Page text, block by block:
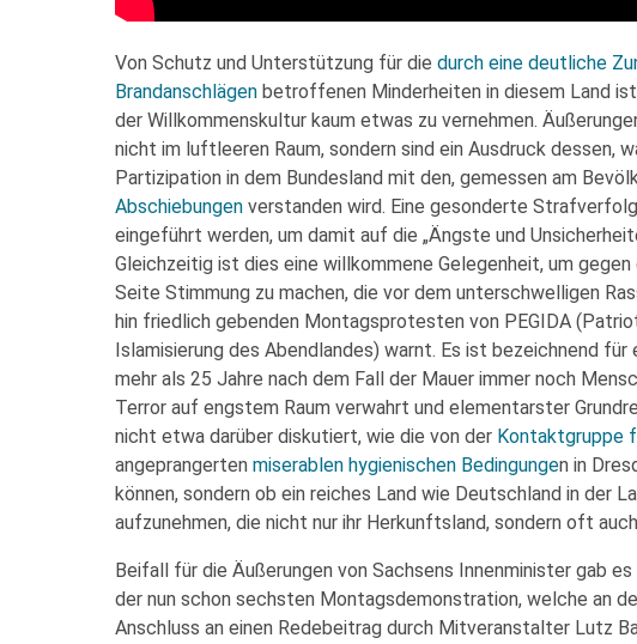
Von Schutz und Unterstützung für die durch eine deutliche
Brandanschlägen betroffenen Minderheiten in diesem Land
der Willkommenskultur kaum etwas zu vernehmen.
nicht im luftleeren Raum, sondern sind ein Ausdruck dessen,
Partizipation in dem Bundesland mit den, gemessen am
Abschiebungen verstanden wird. Eine gesonderte
eingeführt werden, um damit auf die „Ängste und
Gleichzeitig ist dies eine willkommene Gelegenheit, um
Seite Stimmung zu machen, die vor dem unterschwelligen
hin friedlich gebenden Montagsprotesten von PEGIDA
Islamisierung des Abendlandes) warnt. Es ist bezeichnend
mehr als 25 Jahre nach dem Fall der Mauer immer noch
Terror auf engstem Raum verwahrt und elementarster
nicht etwa darüber diskutiert, wie die von der Kontaktgruppe
angeprangerten miserablen hygienischen Bedingungen in
können, sondern ob ein reiches Land wie Deutschland in der
aufzunehmen, die nicht nur ihr Herkunftsland, sondern oft
Beifall für die Äußerungen von Sachsens Innenminister gab
der nun schon sechsten Montagsdemonstration, welche an
Anschluss an einen Redebeitrag durch Mitveranstalter Lutz